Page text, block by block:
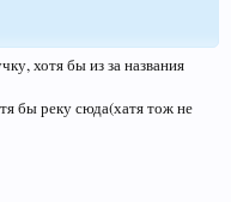
хотя бы из за названия
бы реку сюда(хатя тож не